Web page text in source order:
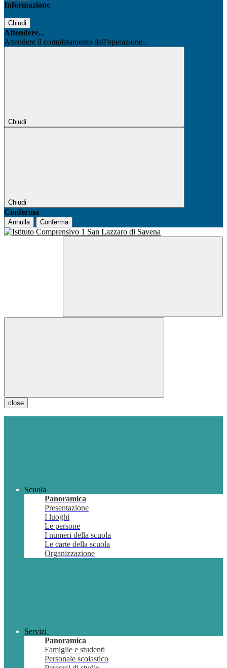
Informazione
Chiudi
Attendere...
Attendere il completamento dell'operazione...
Chiudi
Chiudi
Conferma
Annulla Conferma
close
Scuola
Panoramica
Presentazione
I luoghi
Le persone
I numeri della scuola
Le carte della scuola
Organizzazione
Servizi
Panoramica
Famiglie e studenti
Personale scolastico